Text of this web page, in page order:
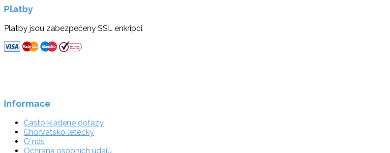
Platby
Platby jsou zabezpečeny SSL enkripci.
Informace
Často kladené dotazy
Chorvatsko letecky
O nás
Ochrana osobních údajů